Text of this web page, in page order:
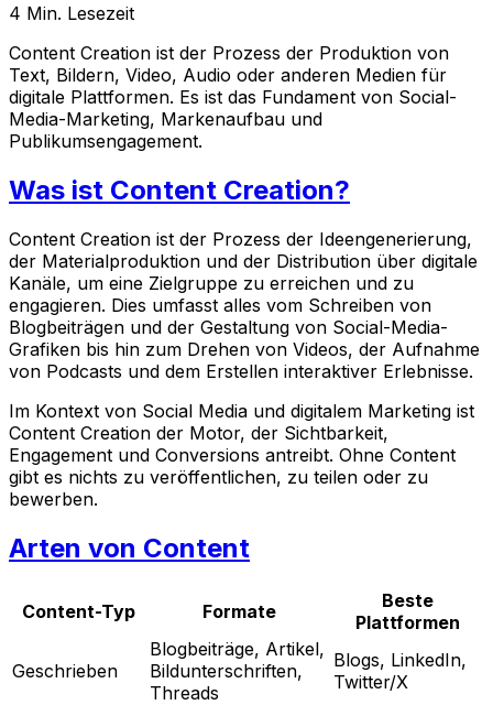
4 Min. Lesezeit
Content Creation ist der Prozess der Produktion von
Text, Bildern, Video, Audio oder anderen Medien für
digitale Plattformen. Es ist das Fundament von Social-
Media-Marketing, Markenaufbau und
Publikumsengagement.
Was ist Content Creation?
Content Creation ist der Prozess der Ideengenerierung,
der Materialproduktion und der Distribution über digitale
Kanäle, um eine Zielgruppe zu erreichen und zu
engagieren. Dies umfasst alles vom Schreiben von
Blogbeiträgen und der Gestaltung von Social-Media-
Grafiken bis hin zum Drehen von Videos, der Aufnahme
von Podcasts und dem Erstellen interaktiver Erlebnisse.
Im Kontext von Social Media und digitalem Marketing ist
Content Creation der Motor, der Sichtbarkeit,
Engagement und Conversions antreibt. Ohne Content
gibt es nichts zu veröffentlichen, zu teilen oder zu
bewerben.
Arten von Content
Content-Typ Formate
Beste
Plattformen
Geschrieben
Blogbeiträge, Artikel,
Bildunterschriften,
Threads
Blogs, LinkedIn,
Twitter/X